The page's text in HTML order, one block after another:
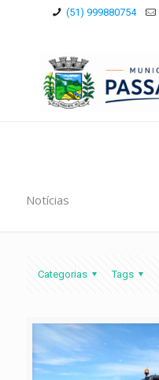
(51) 999880754
Notícias
Categorias Tags